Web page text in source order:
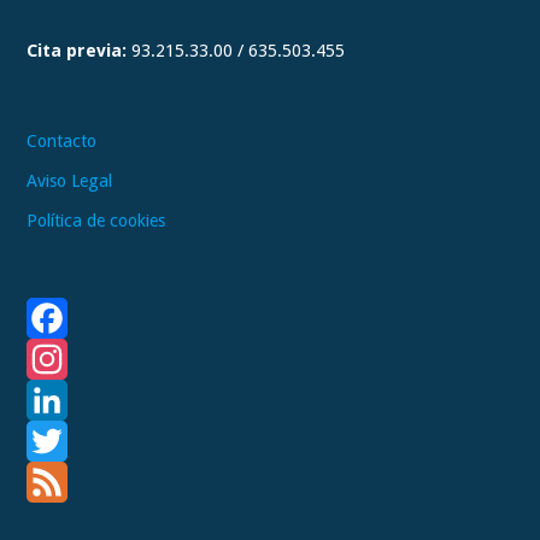
m
Cita previa: 93.215.33.00 / 635.503.455
Contacto
Aviso Legal
Política de cookies
F
a
c
e
n
s
L
T